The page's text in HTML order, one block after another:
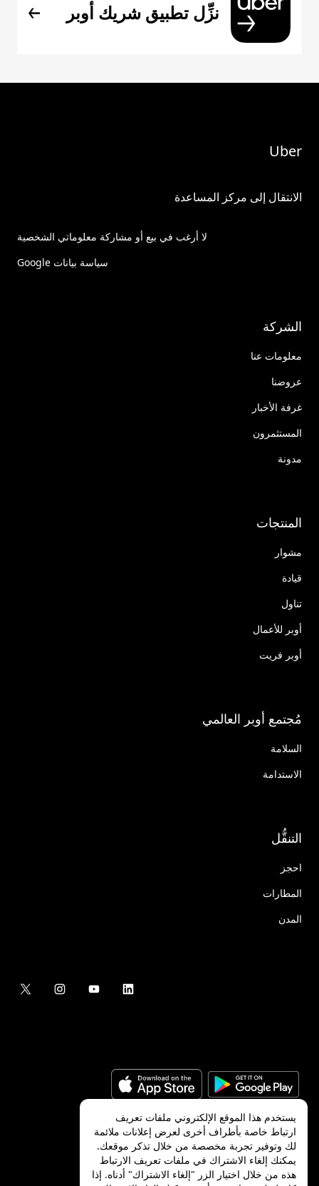
نزِّل تطبيق شريك أوبر
Uber
الانتقال إلى مركز المساعدة
لا أرغب في بيع أو مشاركة معلوماتي الشخصية
سياسة بيانات Google
الشركة
معلومات عنا
عروضنا
غرفة الأخبار
المستثمرون
مدونة
المنتجات
مشوار
قيادة
تناول
أوبر للأعمال
أوبر فريت
مُجتمع أوبر العالمي
السلامة
الاستدامة
التنقُّل
احجز
المطارات
المدن
©
2026شركة Uber Technologies, Inc.‎
يستخدم هذا الموقع الإلكتروني ملفات تعريف
ارتباط خاصة بأطراف أخرى لعرض إعلانات ملائمة
لك وتوفير تجربة مخصصة من خلال تذكر موقعك.
يمكنك إلغاء الاشتراك في ملفات تعريف الارتباط
هذه من خلال اختيار الزر "إلغاء الاشتراك" أدناه. إذا